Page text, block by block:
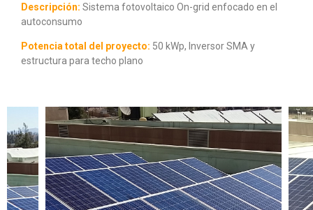
Descripción: Sistema fotovoltaico On-grid enfocado en el
autoconsumo
Potencia total del proyecto: 50 kWp, Inversor SMA y
estructura para techo plano